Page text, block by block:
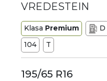
VREDESTEIN
Klasa Premium D
104
T
195/65 R16